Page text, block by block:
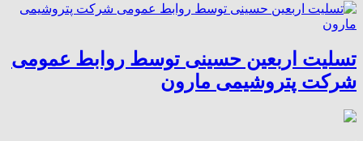
تسلیت اربعین حسینی توسط روابط عمومی
شرکت پتروشیمی مارون